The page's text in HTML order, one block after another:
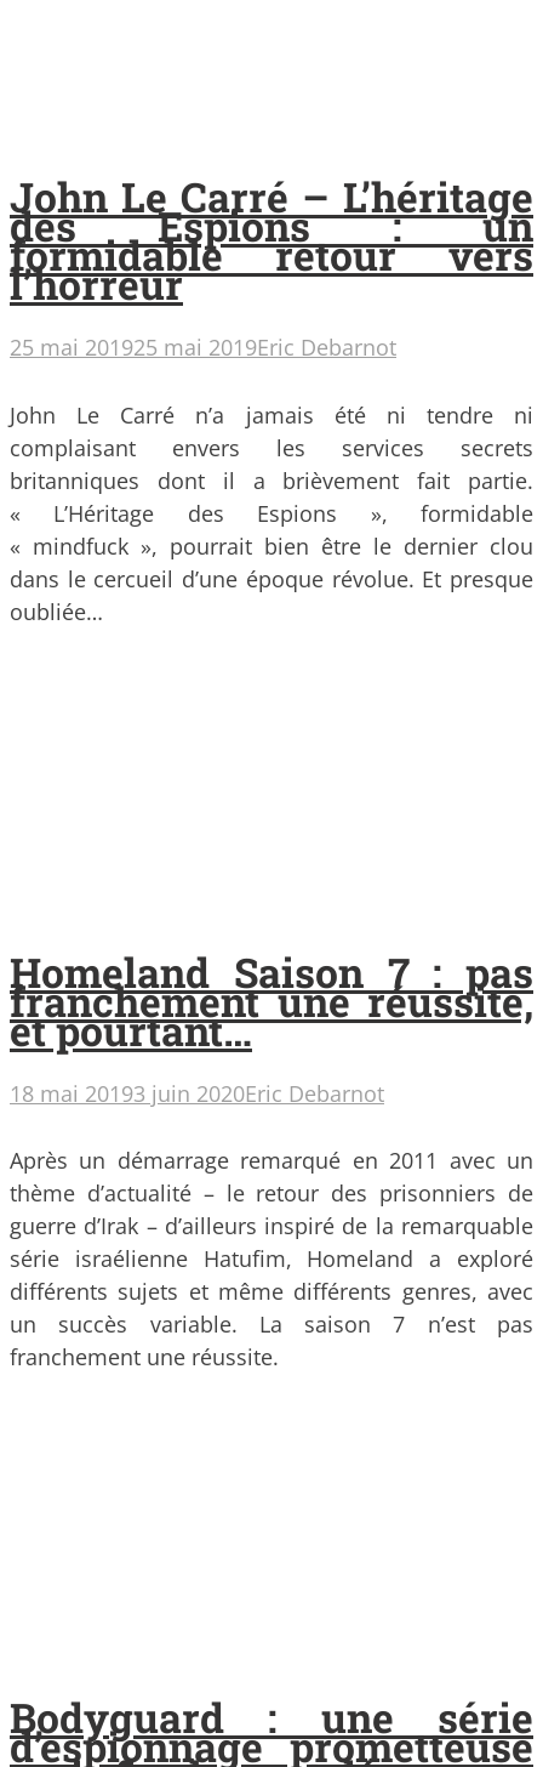
John Le Carré – L’héritage
des Espions : un
formidable retour vers
l’horreur
25 mai 201925 mai 2019Eric Debarnot
John Le Carré n’a jamais été ni tendre ni
complaisant envers les services secrets
britanniques dont il a brièvement fait partie.
« L’Héritage des Espions », formidable
« mindfuck », pourrait bien être le dernier clou
dans le cercueil d’une époque révolue. Et presque
oubliée…
Homeland Saison 7 : pas
franchement une réussite,
et pourtant…
18 mai 20193 juin 2020Eric Debarnot
Après un démarrage remarqué en 2011 avec un
thème d’actualité – le retour des prisonniers de
guerre d’Irak – d’ailleurs inspiré de la remarquable
série israélienne Hatufim, Homeland a exploré
différents sujets et même différents genres, avec
un succès variable. La saison 7 n’est pas
franchement une réussite.
Bodyguard : une série
d’espionnage prometteuse